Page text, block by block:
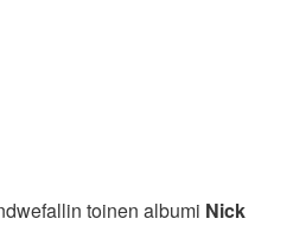
toinen albumi Nick